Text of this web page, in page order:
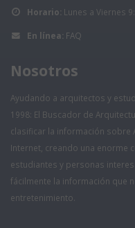
Horario: Lunes a Viernes
En línea: FAQ
Nosotros
Ayudando a arquitectos y
1998: El Buscador de
clasificar la información sobre
Internet, creando una enorme
estudiantes y personas
fácilmente la información que
entretenimiento.